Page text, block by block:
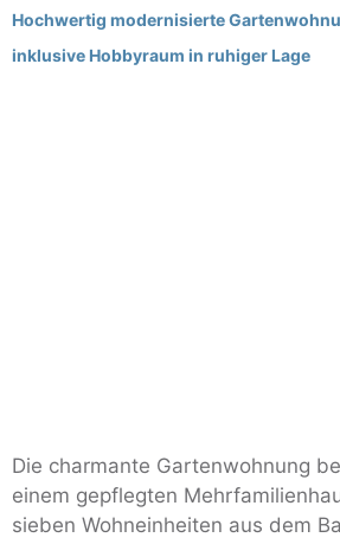
Hochwertig modernisierte
inklusive Hobbyraum in ruhiger Lage
Die charmante Gartenwohnung
einem gepflegten
sieben Wohneinheiten aus dem